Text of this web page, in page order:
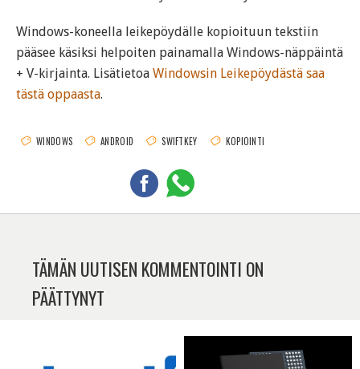
Windows-koneella leikepöydälle kopioituun tekstiin
pääsee käsiksi helpoiten painamalla Windows-näppäintä
+ V-kirjainta. Lisätietoa Windowsin Leikepöydästä saa
tästä oppaasta.
WINDOWS ANDROID SWIFTKEY KOPIOINTI
TÄMÄN UUTISEN KOMMENTOINTI ON
PÄÄTTYNYT